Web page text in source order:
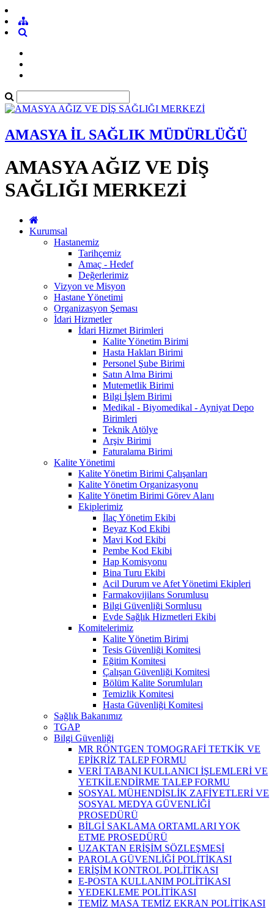
AMASYA İL SAĞLIK MÜDÜRLÜĞÜ
AMASYA AĞIZ VE DİŞ
SAĞLIĞI MERKEZİ
Kurumsal
Hastanemiz
Tarihçemiz
Amaç - Hedef
Değerlerimiz
Vizyon ve Misyon
Hastane Yönetimi
Organizasyon Şeması
İdari Hizmetler
İdari Hizmet Birimleri
Kalite Yönetim Birimi
Hasta Hakları Birimi
Personel Şube Birimi
Satın Alma Birimi
Mutemetlik Birimi
Bilgi İşlem Birimi
Medikal - Biyomedikal - Ayniyat Depo
Birimleri
Teknik Atölye
Arşiv Birimi
Faturalama Birimi
Kalite Yönetimi
Kalite Yönetim Birimi Çalışanları
Kalite Yönetim Organizasyonu
Kalite Yönetim Birimi Görev Alanı
Ekiplerimiz
İlaç Yönetim Ekibi
Beyaz Kod Ekibi
Mavi Kod Ekibi
Pembe Kod Ekibi
Hap Komisyonu
Bina Turu Ekibi
Acil Durum ve Afet Yönetimi Ekipleri
Farmakovijilans Sorumlusu
Bilgi Güvenliği Sormlusu
Evde Sağlık Hizmetleri Ekibi
Komitelerimiz
Kalite Yönetim Birimi
Tesis Güvenliği Komitesi
Eğitim Komitesi
Çalışan Güvenliği Komitesi
Bölüm Kalite Sorumluları
Temizlik Komitesi
Hasta Güvenliği Komitesi
Sağlık Bakanımız
TGAP
Bilgi Güvenliği
MR RÖNTGEN TOMOGRAFİ TETKİK VE
EPİKRİZ TALEP FORMU
VERİ TABANI KULLANICI İŞLEMLERİ VE
YETKİLENDİRME TALEP FORMU
SOSYAL MÜHENDİSLİK ZAFİYETLERİ VE
SOSYAL MEDYA GÜVENLİĞİ
PROSEDÜRÜ
BİLGİ SAKLAMA ORTAMLARI YOK
ETME PROSEDÜRÜ
UZAKTAN ERİŞİM SÖZLEŞMESİ
PAROLA GÜVENLİĞİ POLİTİKASI
ERİŞİM KONTROL POLİTİKASI
E-POSTA KULLANIM POLİTİKASI
YEDEKLEME POLİTİKASI
TEMİZ MASA TEMİZ EKRAN POLİTİKASI